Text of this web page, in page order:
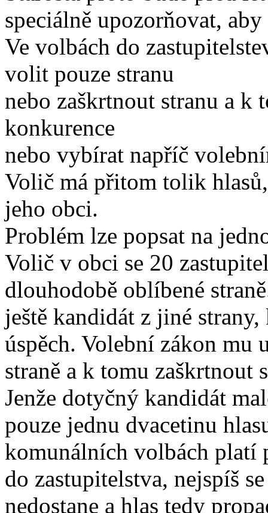
speciálně upozorňovat,
Ve volbách do
volit pouze stranu
nebo zaškrtnout stranu a k
konkurence
nebo vybírat napříč
Volič má přitom tolik
jeho obci.
Problém lze popsat na
Volič v obci se 20
dlouhodobě oblíbené
ještě kandidát z jiné strany,
úspěch. Volební zákon mu
straně a k tomu zaškrtnout
Jenže dotyčný kandidát
pouze jednu dvacetinu
komunálních volbách platí
do zastupitelstva, nejspíš
nedostane a hlas tedy